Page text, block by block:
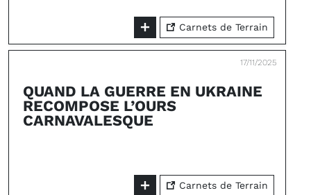
Carnets de Terrain
17/11/2025
QUAND LA GUERRE EN UKRAINE
RECOMPOSE L’OURS
CARNAVALESQUE
Carnets de Terrain